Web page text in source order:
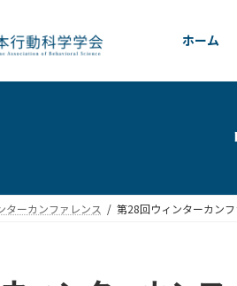
ホーム
ターカンファレンス 第28回ウィンターカンフ